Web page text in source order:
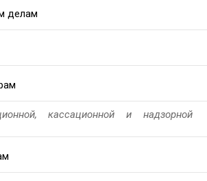
делам
кассационной и надзорной